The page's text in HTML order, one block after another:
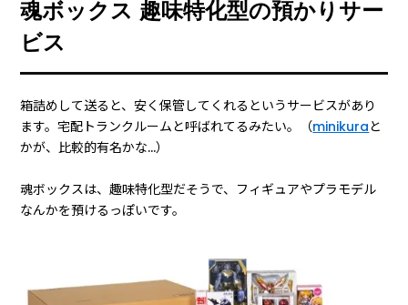
魂ボックス 趣味特化型の預かりサー
ビス
箱詰めして送ると、安く保管してくれるというサービスがあり
ます。宅配トランクルームと呼ばれてるみたい。（minikuraと
かが、比較的有名かな…）
魂ボックスは、趣味特化型だそうで、フィギュアやプラモデル
なんかを預けるっぽいです。